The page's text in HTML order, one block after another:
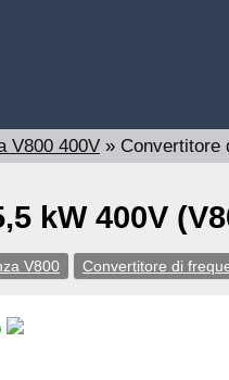
V800 400V » Convertitore
kW 400V
V800 Convertitore di